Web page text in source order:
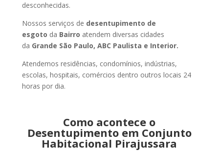
desconhecidas.
Nossos serviços de desentupimento de
esgoto da Bairro atendem diversas cidades
da Grande São Paulo, ABC Paulista e Interior.
Atendemos residências, condomínios, indústrias,
escolas, hospitais, comércios dentro outros locais 24
horas por dia.
Como acontece o
Desentupimento em Conjunto
Habitacional Pirajussara